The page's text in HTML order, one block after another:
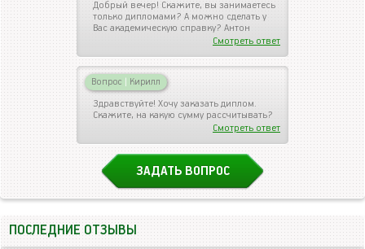
Добрый вечер! Скажите, вы занимаетесь
только дипломами? А можно сделать у
Вас академическую справку? Антон
Смотреть ответ
Вопрос | Кирилл
Здравствуйте! Хочу заказать диплом.
Скажите, на какую сумму рассчитывать?
Смотреть ответ
ЗАДАТЬ ВОПРОС
ПОСЛЕДНИЕ ОТЗЫВЫ